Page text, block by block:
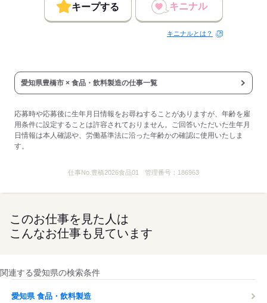
キープする キニナル
キニナルとは？
愛知県豊橋市 × 食品・飲料製造の仕事一覧
応募時や応募後に生年月日情報をお尋ねすることがありますが、年齢を雇
用条件に設定することは許容されておりません。ご回答いただいた生年月
日情報は本人確認や、労働基準法に沿った年齢かの確認に使用いたしま
す。
仕事No. 豊橋2026食品01 管理番号： 186963
このお仕事を見た人は
こんなお仕事も見ています
関連する愛知県の検索条件
愛知県 食品・飲料製造